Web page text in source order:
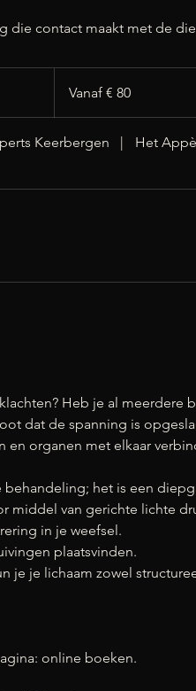
die contact maakt met de
euroVanaf € 80
Keerbergen | Het
Heb je al meerdere
dat de spanning is
en organen met elkaar
behandeling; het is een
middel van gerichte lichte
in je weefsel.
plaatsvinden.
je je lichaam zowel
online boeken.